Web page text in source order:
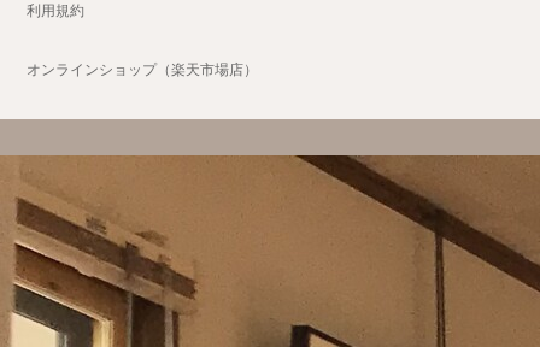
利用規約
オンラインショップ（楽天市場店）